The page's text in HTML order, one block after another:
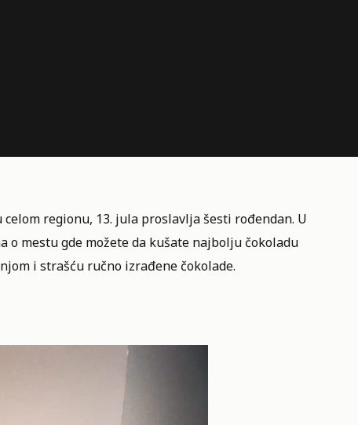
regionu, 13. jula proslavlja šesti rođendan. U
o mestu gde možete da kušate najbolju čokoladu
i strašću ručno izrađene čokolade.